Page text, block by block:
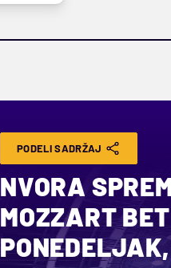
PODELI SADRŽAJ
NVORA
MOZZART